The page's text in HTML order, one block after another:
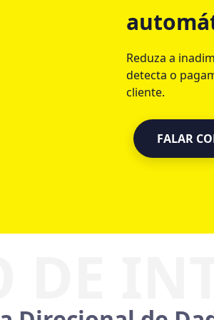
Reduza a
detecta o
cliente.
FALAR
FALAR